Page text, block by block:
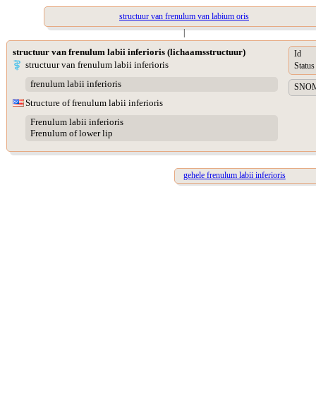
structuur van frenulum van labium oris
|
structuur van frenulum labii inferioris (lichaamsstructuur)
structuur van frenulum labii inferioris
frenulum labii inferioris
Structure of frenulum labii inferioris
Frenulum labii inferioris
Frenulum of lower lip
Id
Status
gehele frenulum labii inferioris